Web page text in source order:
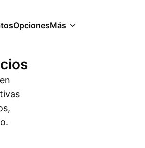
OpcionesMás